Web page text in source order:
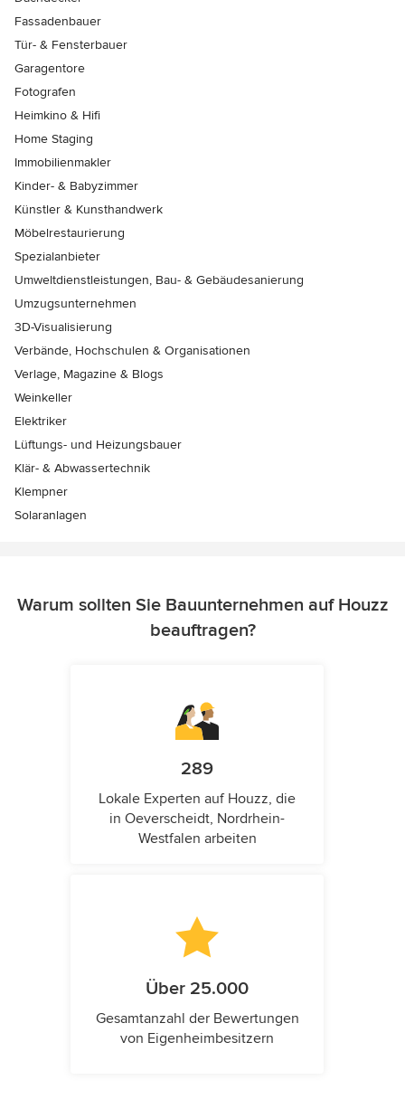
Fassadenbauer
Tür- & Fensterbauer
Garagentore
Fotografen
Heimkino & Hifi
Home Staging
Immobilienmakler
Kinder- & Babyzimmer
Künstler & Kunsthandwerk
Möbelrestaurierung
Spezialanbieter
Umweltdienstleistungen, Bau- & Gebäudesanierung
Umzugsunternehmen
3D-Visualisierung
Verbände, Hochschulen & Organisationen
Verlage, Magazine & Blogs
Weinkeller
Elektriker
Lüftungs- und Heizungsbauer
Klär- & Abwassertechnik
Klempner
Solaranlagen
Warum sollten Sie Bauunternehmen auf Houzz
beauftragen?
289
Lokale Experten auf Houzz, die
in Oeverscheidt, Nordrhein-
Westfalen arbeiten
Über 25.000
Gesamtanzahl der Bewertungen
von Eigenheimbesitzern